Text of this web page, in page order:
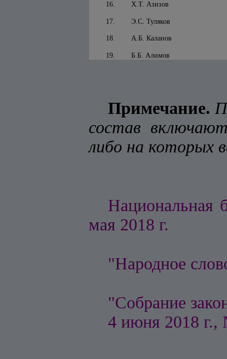
16. Х.Т. Азизов
17. Э.С. Туляков
18. А.Б. Каланов
19. Б.Б. Алимов
Примечание.
состав
либо на которых
Национальная
мая 2018 г.
"Народное
"Собрание
4 июня 2018 г.,